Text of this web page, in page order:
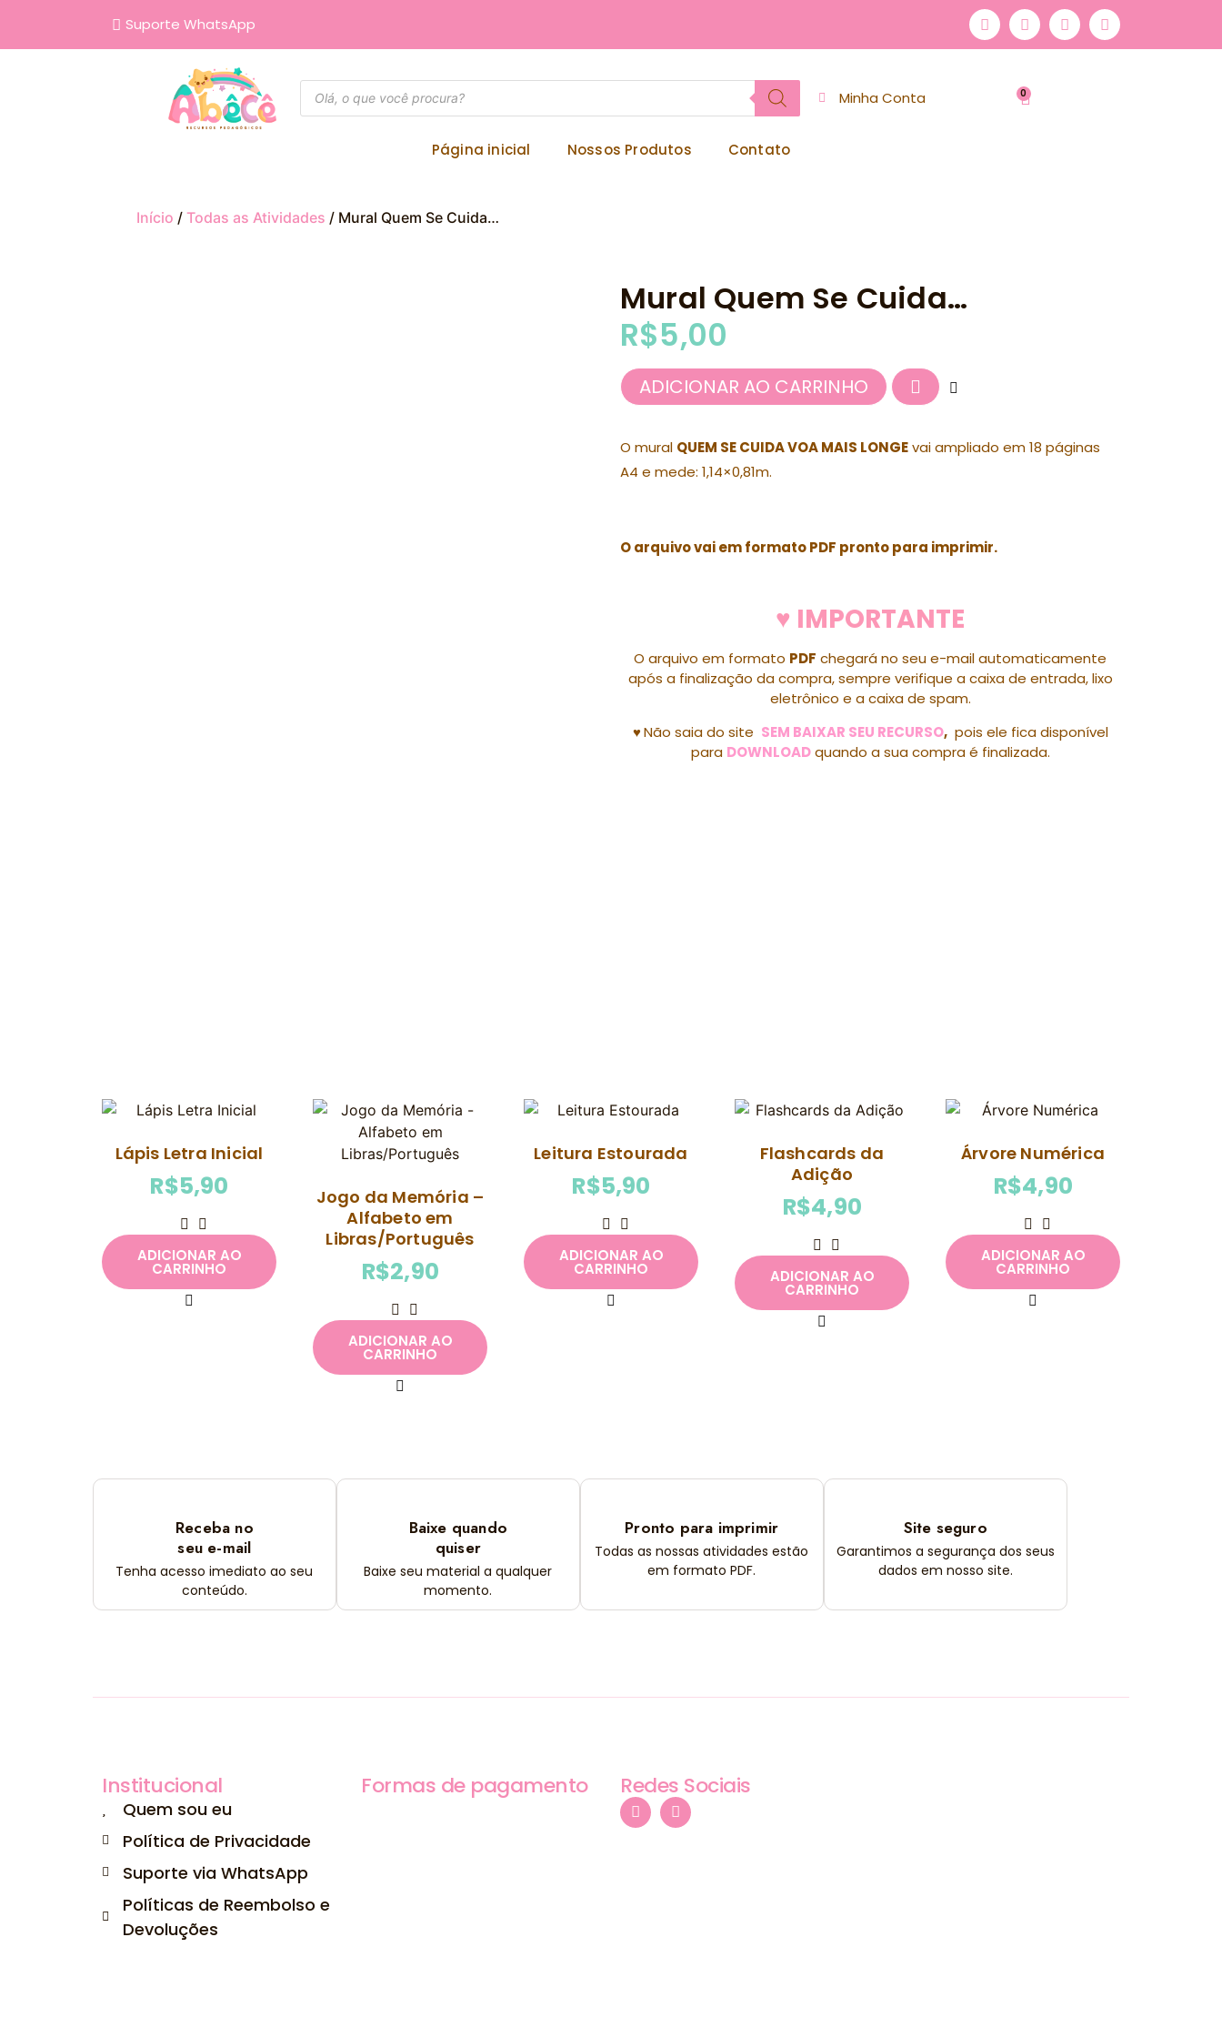
Suporte WhatsApp
Minha Conta 0
Página inicial Nossos Produtos Contato
Início / Todas as Atividades / Mural Quem Se Cuida…
Mural Quem Se Cuida…
R$5,00
ADICIONAR AO CARRINHO
O mural QUEM SE CUIDA VOA MAIS LONGEvai ampliado em 18 páginas
A4 e mede: 1,14×0,81m.
O arquivo vai em formato PDF pronto para imprimir.
♥ IMPORTANTE
O arquivo em formato PDF chegará no seu e-mail automaticamente
após a finalização da compra, sempre verifique a caixa de entrada, lixo
eletrônico e a caixa de spam.
♥Não saia do site SEM BAIXAR SEU RECURSO,pois ele fica disponível
para DOWNLOAD quando a sua compra é finalizada.
Lápis Letra Inicial
R$5,90
ADICIONAR AO
CARRINHO
Jogo da Memória –
Alfabeto em
Libras/Português
R$2,90
ADICIONAR AO
CARRINHO
Leitura Estourada
R$5,90
ADICIONAR AO
CARRINHO
Flashcards da
Adição
R$4,90
ADICIONAR AO
CARRINHO
Árvore Numérica
R$4,90
ADICIONAR AO
CARRINHO
Receba no
seu e-mail
Tenha acesso imediato ao seu
conteúdo.
Baixe quando
quiser
Baixe seu material a qualquer
momento.
Pronto para imprimir
Todas as nossas atividades estão
em formato PDF.
Site seguro
Garantimos a segurança dos seus
dados em nosso site.
Institucional
Quem sou eu
Política de Privacidade
Suporte via WhatsApp
Políticas de Reembolso e
Devoluções
Formas de pagamento Redes Sociais